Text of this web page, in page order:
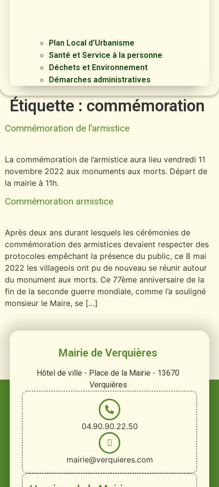
Plan Local d’Urbanisme
Santé et Service à la personne
Déchets et Environnement
Démarches administratives
Étiquette : commémoration
Commémoration de l’armistice
La commémoration de l’armistice aura lieu vendredi 11
novembre 2022 aux monuments aux morts. Départ de
la mairie à 11h.
Commémoration armistice
Après deux ans durant lesquels les cérémonies de
commémoration des armistices devaient respecter des
protocoles empêchant la présence du public, ce 8 mai
2022 les villageois ont pu de nouveau se réunir autour
du monument aux morts. Ce 77ème anniversaire de la
fin de la seconde guerre mondiale, comme l’a souligné
monsieur le Maire, se […]
Mairie de Verquières
Hôtel de ville - Place de la Mairie - 13670
Verquières
04.90.90.22.50
mairie@verquieres.com